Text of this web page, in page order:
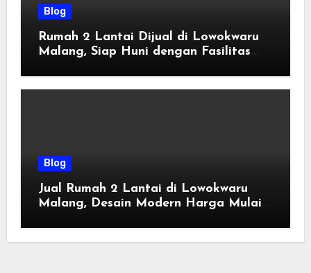
Blog
Rumah 2 Lantai Dijual di Lowokwaru
Malang, Siap Huni dengan Fasilitas
Blog
Jual Rumah 2 Lantai di Lowokwaru
Malang, Desain Modern Harga Mulai